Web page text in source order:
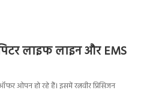
लाइफ लाइन और EMS
ओपन हो रहे हैं। इसमें रत्नवीर प्रिसिजन